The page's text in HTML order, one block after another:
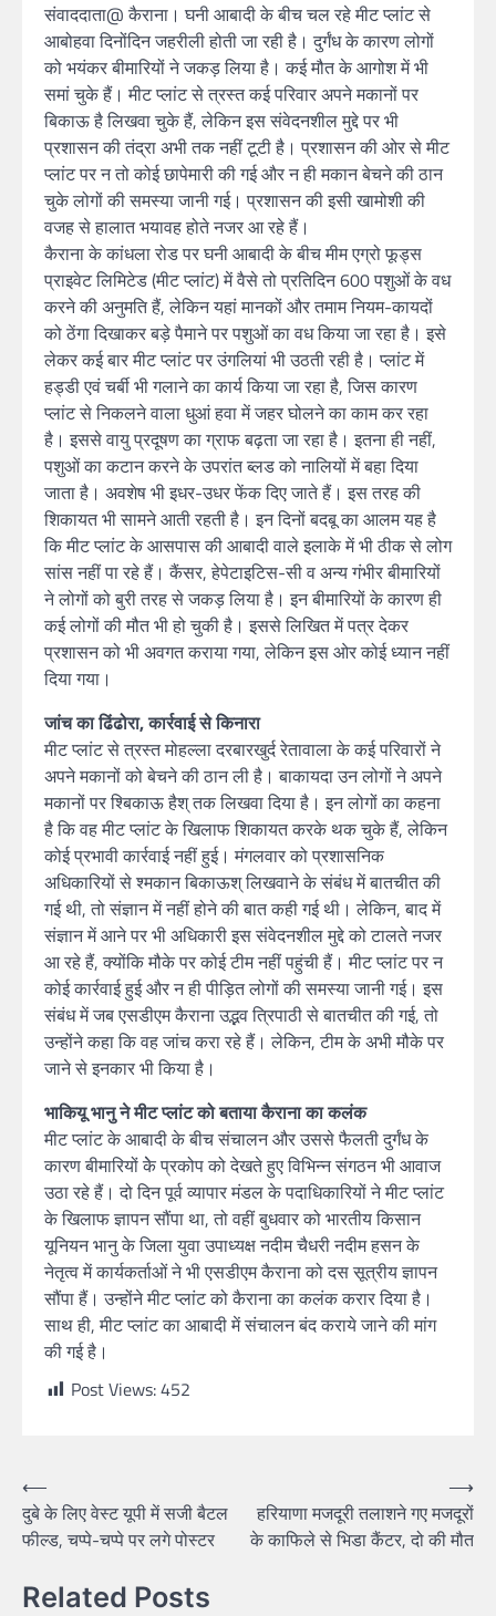
संवाददाता@ कैराना। घनी आबादी के बीच चल रहे मीट प्लांट से
आबोहवा दिनोंदिन जहरीली होती जा रही है। दुर्गंध के कारण लोगों
को भयंकर बीमारियों ने जकड़ लिया है। कई मौत के आगोश में भी
समां चुके हैं। मीट प्लांट से त्रस्त कई परिवार अपने मकानों पर
बिकाऊ है लिखवा चुके हैं, लेकिन इस संवेदनशील मुद्दे पर भी
प्रशासन की तंद्रा अभी तक नहीं टूटी है। प्रशासन की ओर से मीट
प्लांट पर न तो कोई छापेमारी की गई और न ही मकान बेचने की ठान
चुके लोगों की समस्या जानी गई। प्रशासन की इसी खामोशी की
वजह से हालात भयावह होते नजर आ रहे हैं।
कैराना के कांधला रोड पर घनी आबादी के बीच मीम एग्रो फूड्स
प्राइवेट लिमिटेड (मीट प्लांट) में वैसे तो प्रतिदिन 600 पशुओं के वध
करने की अनुमति हैं, लेकिन यहां मानकों और तमाम नियम-कायदों
को ठेंगा दिखाकर बड़े पैमाने पर पशुओं का वध किया जा रहा है। इसे
लेकर कई बार मीट प्लांट पर उंगलियां भी उठती रही है। प्लांट में
हड्डी एवं चर्बी भी गलाने का कार्य किया जा रहा है, जिस कारण
प्लांट से निकलने वाला धुआं हवा में जहर घोलने का काम कर रहा
है। इससे वायु प्रदूषण का ग्राफ बढ़ता जा रहा है। इतना ही नहीं,
पशुओं का कटान करने के उपरांत ब्लड को नालियों में बहा दिया
जाता है। अवशेष भी इधर-उधर फेंक दिए जाते हैं। इस तरह की
शिकायत भी सामने आती रहती है। इन दिनों बदबू का आलम यह है
कि मीट प्लांट के आसपास की आबादी वाले इलाके में भी ठीक से लोग
सांस नहीं पा रहे हैं। कैंसर, हेपेटाइटिस-सी व अन्य गंभीर बीमारियों
ने लोगों को बुरी तरह से जकड़ लिया है। इन बीमारियों के कारण ही
कई लोगों की मौत भी हो चुकी है। इससे लिखित में पत्र देकर
प्रशासन को भी अवगत कराया गया, लेकिन इस ओर कोई ध्यान नहीं
दिया गया।
जांच का ढिंढोरा, कार्रवाई से किनारा
मीट प्लांट से त्रस्त मोहल्ला दरबारखुर्द रेतावाला के कई परिवारों ने
अपने मकानों को बेचने की ठान ली है। बाकायदा उन लोगों ने अपने
मकानों पर श्बिकाऊ हैश् तक लिखवा दिया है। इन लोगों का कहना
है कि वह मीट प्लांट के खिलाफ शिकायत करके थक चुके हैं, लेकिन
कोई प्रभावी कार्रवाई नहीं हुई। मंगलवार को प्रशासनिक
अधिकारियों से श्मकान बिकाऊश् लिखवाने के संबंध में बातचीत की
गई थी, तो संज्ञान में नहीं होने की बात कही गई थी। लेकिन, बाद में
संज्ञान में आने पर भी अधिकारी इस संवेदनशील मुद्दे को टालते नजर
आ रहे हैं, क्योंकि मौके पर कोई टीम नहीं पहुंची हैं। मीट प्लांट पर न
कोई कार्रवाई हुई और न ही पीड़ित लोगों की समस्या जानी गई। इस
संबंध में जब एसडीएम कैराना उद्भव त्रिपाठी से बातचीत की गई, तो
उन्होंने कहा कि वह जांच करा रहे हैं। लेकिन, टीम के अभी मौके पर
जाने से इनकार भी किया है।
भाकियू भानु ने मीट प्लांट को बताया कैराना का कलंक
मीट प्लांट के आबादी के बीच संचालन और उससे फैलती दुर्गंध के
कारण बीमारियों केे प्रकोप को देखते हुए विभिन्न संगठन भी आवाज
उठा रहे हैं। दो दिन पूर्व व्यापार मंडल के पदाधिकारियों ने मीट प्लांट
के खिलाफ ज्ञापन सौंपा था, तो वहीं बुधवार को भारतीय किसान
यूनियन भानु के जिला युवा उपाध्यक्ष नदीम चैधरी नदीम हसन के
नेतृत्व में कार्यकर्ताओं ने भी एसडीएम कैराना को दस सूत्रीय ज्ञापन
सौंपा हैं। उन्होंने मीट प्लांट को कैराना का कलंक करार दिया है।
साथ ही, मीट प्लांट का आबादी में संचालन बंद कराये जाने की मांग
की गई है।
Post Views:452
⟵
दुबे के लिए वेस्ट यूपी में सजी बैटल
फील्ड, चप्पे-चप्पे पर लगे पोस्टर
हरियाणा मजदूरी तलाशने गए मजदूरों
के काफिले से भिडा कैंटर, दो की मौत
⟶
Related Posts